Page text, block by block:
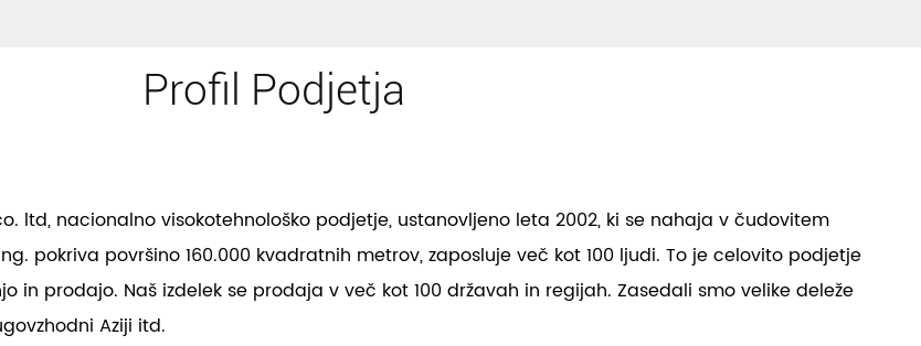
Profil Podjetja
ltd, nacionalno visokotehnološko podjetje, ustanovljeno leta 2002, ki se nahaja v čudovitem
pokriva površino 160.000 kvadratnih metrov, zaposluje več kot 100 ljudi. To je celovito podjetje
in prodajo. Naš izdelek se prodaja v več kot 100 državah in regijah. Zasedali smo velike deleže
Aziji itd.